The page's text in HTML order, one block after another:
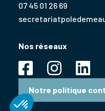
07 45 01 26 69
Nos réseaux
Notre politique